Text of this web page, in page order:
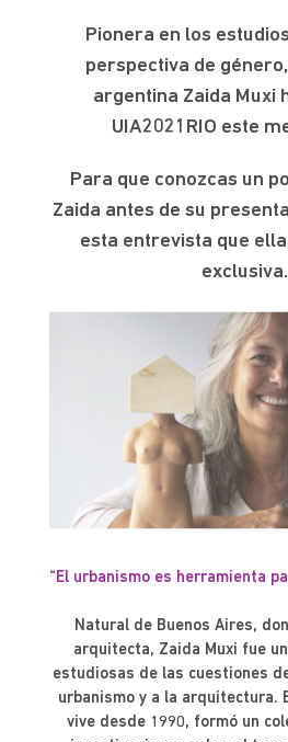
Pionera en los
perspectiva de
argentina Zaida Muxi
UIA2021RIO este
Para que conozcas un
Zaida antes de su
esta entrevista que
exclusiva.
“El urbanismo es herramienta
Natural de Buenos Aires,
arquitecta, Zaida Muxi fue
estudiosas de las cuestiones
urbanismo y a la arquitectura.
vive desde 1990, formó un